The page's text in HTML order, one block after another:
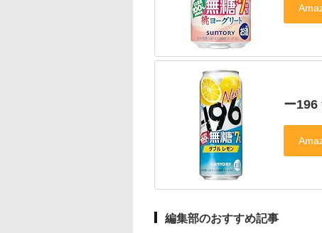
ー196
編集部のおすすめ記事